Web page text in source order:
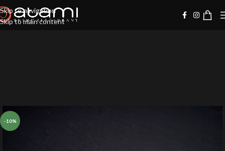
Skip to navigation
Skip to main content
-10%